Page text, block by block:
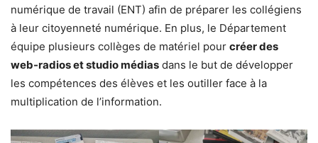
numérique de travail (ENT) afin de préparer les collégiens
à leur citoyenneté numérique. En plus, le Département
équipe plusieurs collèges de matériel pour créer des
web-radios et studio médias dans le but de développer
les compétences des élèves et les outiller face à la
multiplication de l’information.